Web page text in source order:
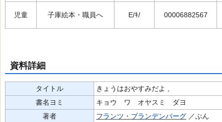
児童 子庫絵本・職員へ E/ｷ/ 00006882567
資料詳細
タイトル
きょうはおやすみだよ ,
書名ヨミ
キョウ ワ オヤスミ ダヨ
著者
フランツ・ブランデンバーグ ／ぶん